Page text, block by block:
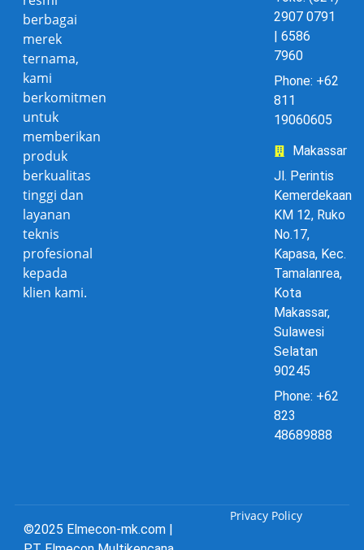
berbagai
merek
ternama,
kami
berkomitmen
untuk
memberikan
produk
berkualitas
tinggi dan
layanan
teknis
profesional
kepada
klien kami.
2907 0791
| 6586
7960
Phone: +62
811
19060605
Makassar
Jl. Perintis
Kemerdekaan
KM 12, Ruko
No.17,
Kapasa, Kec.
Tamalanrea,
Kota
Makassar,
Sulawesi
Selatan
90245
Phone: +62
823
48689888
©2025 Elmecon-mk.com |
Privacy Policy